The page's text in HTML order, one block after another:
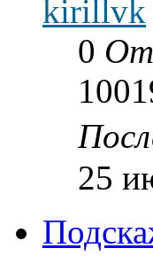
kirillvk
0
25